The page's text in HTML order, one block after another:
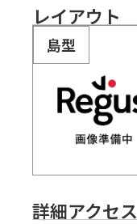
レイアウト
島型
詳細アクセス